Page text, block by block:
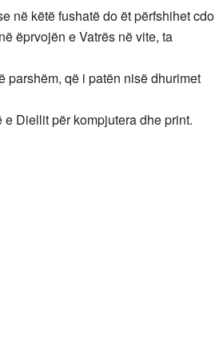
në këtë fushatë do ët përfshihet cdo
ëprvojën e Vatrës në vite, ta
parshëm, që i patën nisë dhurimet
Diellit për kompjutera dhe print.